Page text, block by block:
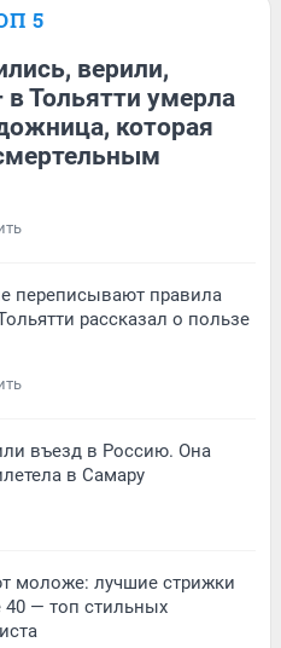
5
верили,
в Тольятти умерла
которая
переписывают правила
рассказал о пользе
въезд в Россию. Она
в Самару
моложе: лучшие стрижки
— топ стильных